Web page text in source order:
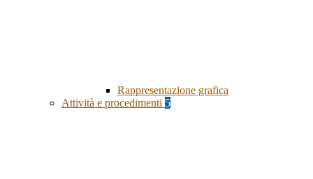
Rappresentazione grafica
Attività e procedimenti 5